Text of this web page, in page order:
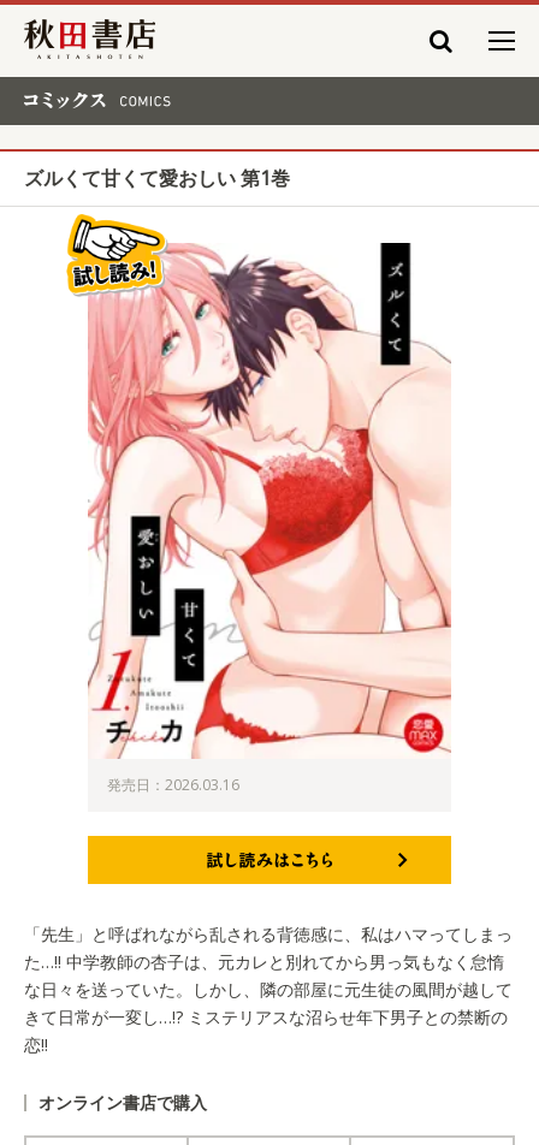
秋田書店
ズルくて甘くて愛おしい 第1巻
発売日：2026.03.16
「先生」と呼ばれながら乱される背徳感に、私はハマってしまっ
た…!! 中学教師の杏子は、元カレと別れてから男っ気もなく怠惰
な日々を送っていた。しかし、隣の部屋に元生徒の風間が越して
きて日常が一変し…!? ミステリアスな沼らせ年下男子との禁断の
恋!!
オンライン書店で購入